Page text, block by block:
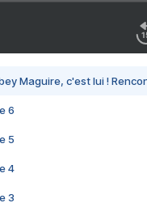
Maguire, c'est lui !
6
5
4
3